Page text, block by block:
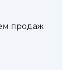
продаж